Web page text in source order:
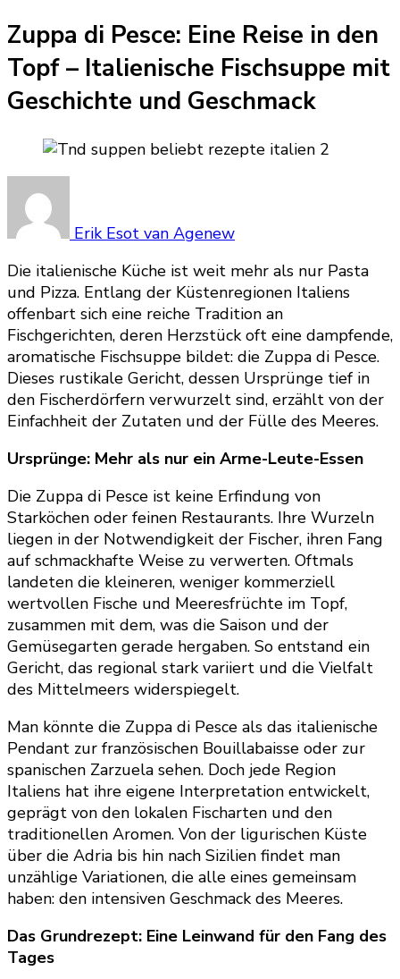
Zuppa di Pesce: Eine Reise in den
Topf – Italienische Fischsuppe mit
Geschichte und Geschmack
Erik Esot van Agenew
Die italienische Küche ist weit mehr als nur Pasta
und Pizza. Entlang der Küstenregionen Italiens
offenbart sich eine reiche Tradition an
Fischgerichten, deren Herzstück oft eine dampfende,
aromatische Fischsuppe bildet: die Zuppa di Pesce.
Dieses rustikale Gericht, dessen Ursprünge tief in
den Fischerdörfern verwurzelt sind, erzählt von der
Einfachheit der Zutaten und der Fülle des Meeres.
Ursprünge: Mehr als nur ein Arme-Leute-Essen
Die Zuppa di Pesce ist keine Erfindung von
Starköchen oder feinen Restaurants. Ihre Wurzeln
liegen in der Notwendigkeit der Fischer, ihren Fang
auf schmackhafte Weise zu verwerten. Oftmals
landeten die kleineren, weniger kommerziell
wertvollen Fische und Meeresfrüchte im Topf,
zusammen mit dem, was die Saison und der
Gemüsegarten gerade hergaben. So entstand ein
Gericht, das regional stark variiert und die Vielfalt
des Mittelmeers widerspiegelt.
Man könnte die Zuppa di Pesce als das italienische
Pendant zur französischen Bouillabaisse oder zur
spanischen Zarzuela sehen. Doch jede Region
Italiens hat ihre eigene Interpretation entwickelt,
geprägt von den lokalen Fischarten und den
traditionellen Aromen. Von der ligurischen Küste
über die Adria bis hin nach Sizilien findet man
unzählige Variationen, die alle eines gemeinsam
haben: den intensiven Geschmack des Meeres.
Das Grundrezept: Eine Leinwand für den Fang des
Tages